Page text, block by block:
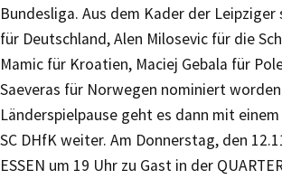
Bundesliga. Aus dem Kader der Leipziger
für Deutschland, Alen Milosevic für die
Mamic für Kroatien, Maciej Gebala für
Saeveras für Norwegen nominiert
Länderspielpause geht es dann mit
SC DHfK weiter. Am Donnerstag, den
ESSEN um 19 Uhr zu Gast in der